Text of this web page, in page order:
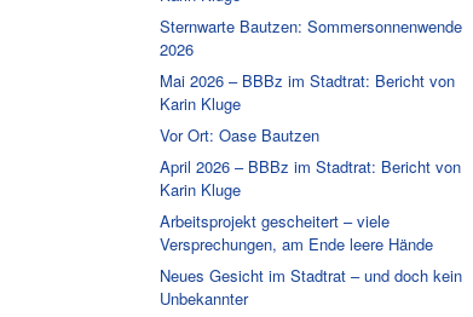
Sternwarte Bautzen: Sommersonnenwende
2026
Mai 2026 – BBBz im Stadtrat: Bericht von
Karin Kluge
Vor Ort: Oase Bautzen
April 2026 – BBBz im Stadtrat: Bericht von
Karin Kluge
Arbeitsprojekt gescheitert – viele
Versprechungen, am Ende leere Hände
Neues Gesicht im Stadtrat – und doch kein
Unbekannter